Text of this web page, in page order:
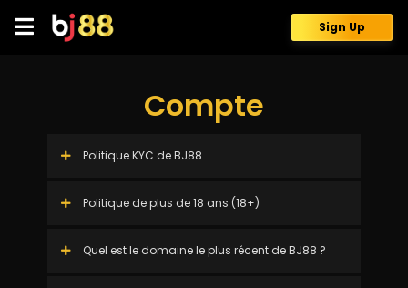
content
Sign Up
Compte
Politique KYC de BJ88
Politique de plus de 18 ans (18+)
Quel est le domaine le plus récent de BJ88 ?